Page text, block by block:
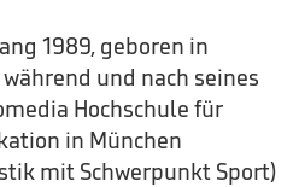
1989, geboren in
und nach seines
Hochschule für
in München
mit Schwerpunkt Sport)